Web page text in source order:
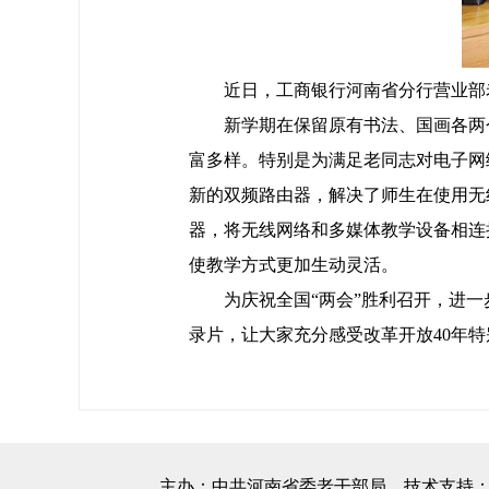
近日，工商银行河南省分行营业部
新学期在保留原有书法、国画各两
富多样。特别是为满足老同志对电子
新的双频路由器，解决了师生在使用
器，将无线网络和多媒体教学设备相
使教学方式更加生动灵活。
为庆祝全国“两会”胜利召开，进一
录片，让大家充分感受改革开放40年